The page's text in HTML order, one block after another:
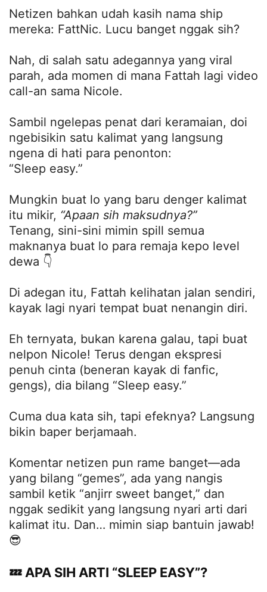
Netizen bahkan udah kasih nama ship
mereka: FattNic. Lucu banget nggak sih?
Nah, di salah satu adegannya yang viral
parah, ada momen di mana Fattah lagi video
call-an sama Nicole.
Sambil ngelepas penat dari keramaian, doi
ngebisikin satu kalimat yang langsung
ngena di hati para penonton:
“Sleep easy.”
Mungkin buat lo yang baru denger kalimat
itu mikir, “Apaan sih maksudnya?”
Tenang, sini-sini mimin spill semua
maknanya buat lo para remaja kepo level
dewa 👇
Di adegan itu, Fattah kelihatan jalan sendiri,
kayak lagi nyari tempat buat nenangin diri.
Eh ternyata, bukan karena galau, tapi buat
nelpon Nicole! Terus dengan ekspresi
penuh cinta (beneran kayak di fanfic,
gengs), dia bilang “Sleep easy.”
Cuma dua kata sih, tapi efeknya? Langsung
bikin baper berjamaah.
Komentar netizen pun rame banget—ada
yang bilang “gemes”, ada yang nangis
sambil ketik “anjirr sweet banget,” dan
nggak sedikit yang langsung nyari arti dari
kalimat itu. Dan… mimin siap bantuin jawab!
😎
💤 APA SIH ARTI “SLEEP EASY”?